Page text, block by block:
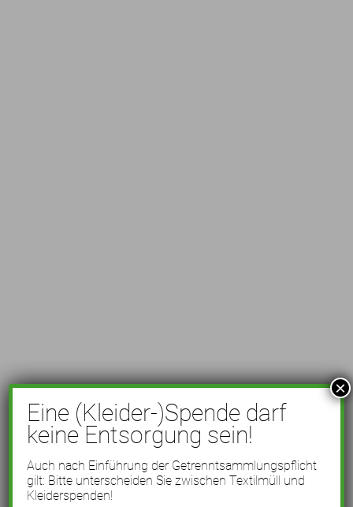
Eine (Kleider-)Spende darf
keine Entsorgung sein!
Auch nach Einführung der Getrenntsammlungspflicht
gilt: Bitte unterscheiden Sie zwischen Textilmüll und
Kleiderspenden!
×